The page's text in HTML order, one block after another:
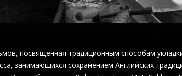
посвященная традиционным способам
занимающихся сохранением Английских